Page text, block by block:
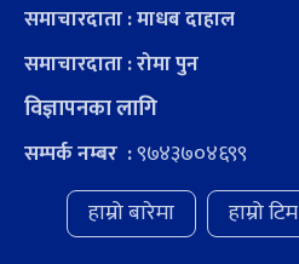
समाचारदाता : माधब दाहाल
समाचारदाता : रोमा पुन
विज्ञापनका लागि
सम्पर्क नम्बर :९७४३७०४६९९
हाम्रो बारेमा
हाम्रो टिम